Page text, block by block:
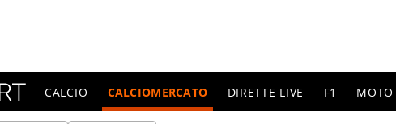
CALCIO CALCIOMERCATO DIRETTE LIVE F1 MOTO